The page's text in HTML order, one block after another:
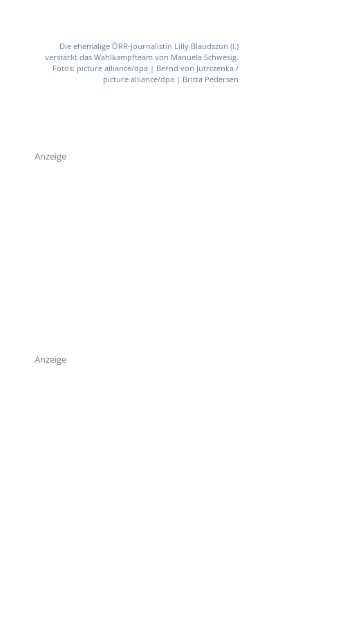
Die ehemalige ÖRR-Journalistin Lilly Blaudszun (l.)
verstärkt das Wahlkampfteam von Manuela Schwesig.
Fotos: picture alliance/dpa | Bernd von Jutrczenka /
picture alliance/dpa | Britta Pedersen
Anzeige
Anzeige